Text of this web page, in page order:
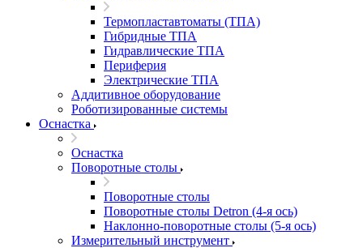
Термопластавтоматы (ТПА)
Гибридные ТПА
Гидравлические ТПА
Периферия
Электрические ТПА
Аддитивное оборудование
Роботизированные системы
Оснастка
Оснастка
Поворотные столы
Поворотные столы
Поворотные столы Detron (4-я ось)
Наклонно-поворотные столы (5-я ось)
Измерительный инструмент